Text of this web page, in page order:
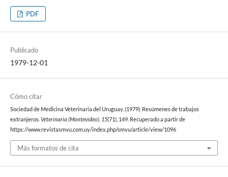
PDF
Publicado
1979-12-01
Cómo citar
Sociedad de Medicina Veterinaria del Uruguay. (1979). Resúmenes de trabajos
extranjeros. Veterinaria (Montevideo), 15(71), 149. Recuperado a partir de
https://www.revistasmvu.com.uy/index.php/smvu/article/view/1096
Más formatos de cita